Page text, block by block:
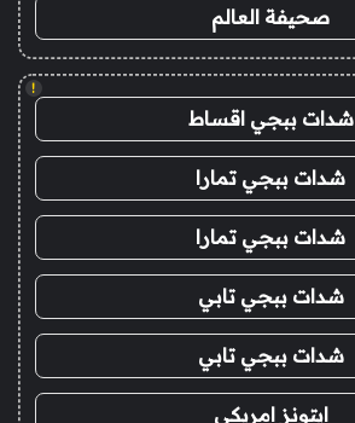
صحيفة العالم
!
شدات ببجي اقساط
شدات ببجي تمارا
شدات ببجي تمارا
شدات ببجي تابي
شدات ببجي تابي
ايتونز امريكي